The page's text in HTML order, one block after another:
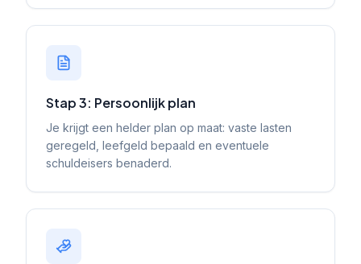
Stap 3: Persoonlijk plan
Je krijgt een helder plan op maat: vaste lasten
geregeld, leefgeld bepaald en eventuele
schuldeisers benaderd.